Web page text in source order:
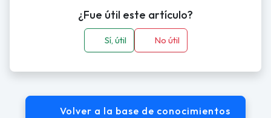
¿Fue útil este artículo?
Sí, útil No útil
Volver a la base de conocimientos